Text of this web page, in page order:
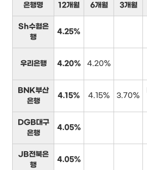
은행명 12개월 6개월 3개월
Sh수협은
행
4.25%
우리은행 4.20% 4.20%
BNK부산
은행
4.15% 4.15% 3.70%
DGB대구
은행
4.05%
JB전북은
행
4.05%